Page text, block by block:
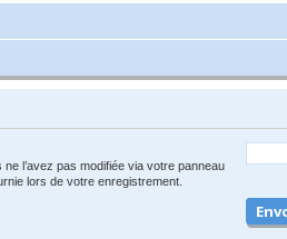
l’avez pas modifiée via votre panneau
lors de votre enregistrement.